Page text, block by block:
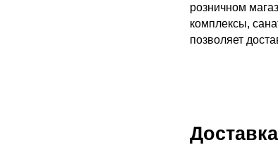
розничном
комплексы,
позволяет